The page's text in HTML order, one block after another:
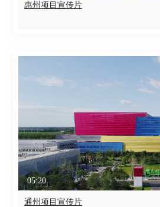
惠州项目宣传片
05:20
通州项目宣传片